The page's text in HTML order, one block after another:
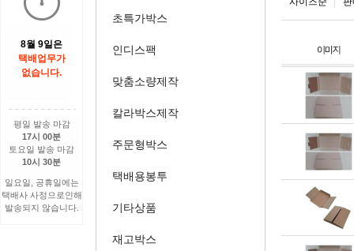
8월 9일은
택배업무가
없습니다.
평일 발송 마감
17시 00분
토요일 발송 마감
10시 30분
일요일, 공휴일에는
택배사 사정으로인해
발송되지 않습니다.
초특가박스
인디스팩
맞춤소량제작
칼라박스제작
주문형박스
택배용봉투
기타상품
재고박스